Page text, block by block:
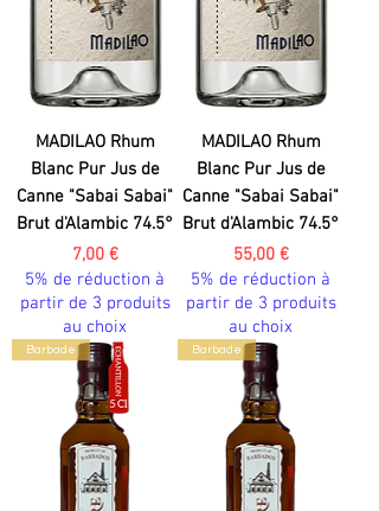
MADILAO Rhum
Blanc Pur Jus de
Canne "Sabai Sabai"
Brut d'Alambic 74.5°
Prix
7,00 €
5% de réduction à
partir de 3 produits
au choix
MADILAO Rhum
Blanc Pur Jus de
Canne "Sabai Sabai"
Brut d'Alambic 74.5°
Prix
55,00 €
5% de réduction à
partir de 3 produits
au choix
Barbade Barbade